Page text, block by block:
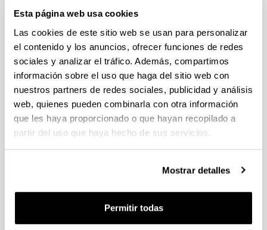
Esta página web usa cookies
Las cookies de este sitio web se usan para personalizar
el contenido y los anuncios, ofrecer funciones de redes
sociales y analizar el tráfico. Además, compartimos
información sobre el uso que haga del sitio web con
nuestros partners de redes sociales, publicidad y análisis
web, quienes pueden combinarla con otra información
que les haya proporcionado o que hayan recopilado a
partir del uso que haya hecho de sus servicios.
Mostrar detalles
Permitir todas
Estancias de movilidad en el extranjero 2025 "José
Castillejo" para jóvenes doctores y "Salvador de Madariaga"
para profesores e investigadores sénior (MICIU)
Sin trámite abierto (Plazo de presentación de solicitudes:
29/01/2026 - 27/02/2026 14:00)
CONVOCATORIA PARA LA CONTRATACIÓN DE
PERSONAL INVESTIGADOR DOCTOR EN LA UPV/EHU
(2025)
Sin trámite abierto (Plazo de presentación de solicitudes:
02/06/2025 - 23/06/2025 23:59)
04/03/2026. Resolución definitiva de solicitudes concedidas y